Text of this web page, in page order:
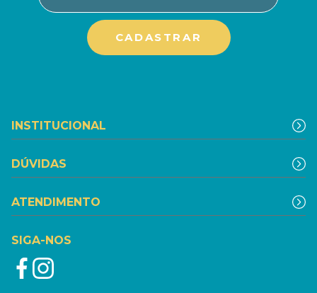
INSTITUCIONAL
DÚVIDAS
ATENDIMENTO
SIGA-NOS